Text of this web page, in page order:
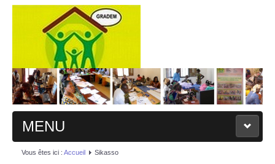
MENU
ACCUEIL
Vous êtes ici : Accueil Sikasso